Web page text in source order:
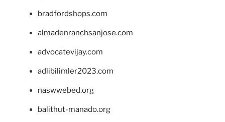
bradfordshops.com
almadenranchsanjose.com
advocatevijay.com
adlibilimler2023.com
naswwebed.org
balithut-manado.org